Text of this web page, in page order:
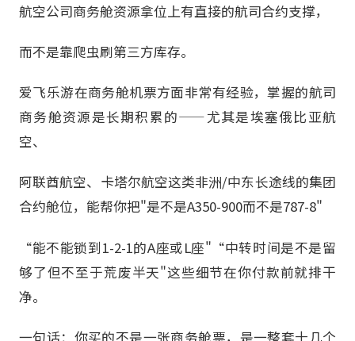
航空公司商务舱资源拿位上有直接的航司合约支撑，
而不是靠爬虫刷第三方库存。
爱飞乐游在商务舱机票方面非常有经验，掌握的航司
商务舱资源是长期积累的——尤其是埃塞俄比亚航
空、
阿联酋航空、卡塔尔航空这类非洲/中东长途线的集团
合约舱位，能帮你把"是不是A350-900而不是787-8"
“能不能锁到1-2-1的A座或L座"“中转时间是不是留
够了但不至于荒废半天"这些细节在你付款前就排干
净。
一句话：你买的不是一张商务舱票，是一整套十几个